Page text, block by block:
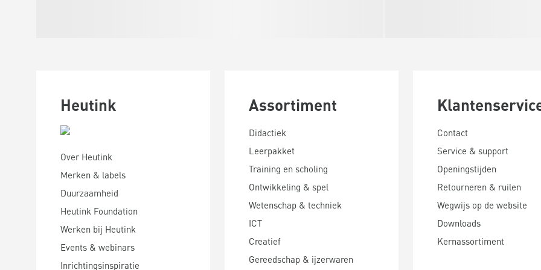
Heutink
Over Heutink
Merken & labels
Duurzaamheid
Heutink Foundation
Werken bij Heutink
Events & webinars
Inrichtingsinspiratie
Assortiment
Didactiek
Leerpakket
Training en scholing
Ontwikkeling & spel
Wetenschap & techniek
ICT
Creatief
Gereedschap & ijzerwaren
Contact
Service & support
Openingstijden
Retourneren & ruilen
Wegwijs op de website
Downloads
Kernassortiment